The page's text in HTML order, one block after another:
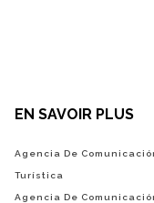
EN SAVOIR PLUS
Agencia De
Turística
Agencia De